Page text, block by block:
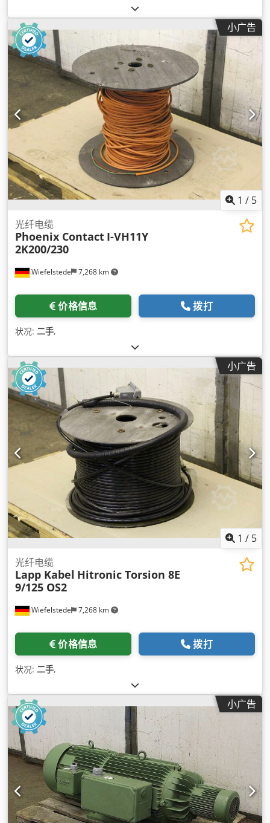
小广告
1 / 5
Wiefelstede 7,268 km
光纤电缆
Phoenix Contact I-VH11Y
2K200/230
价格信息 拨打
状况: 二手,
小广告
1 / 5
Wiefelstede 7,268 km
光纤电缆
Lapp Kabel Hitronic Torsion 8E
9/125 OS2
价格信息 拨打
状况: 二手,
小广告